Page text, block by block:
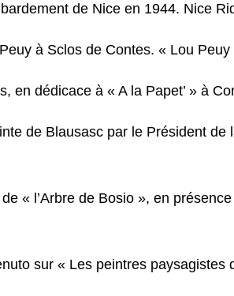
de Nice en 1944. Nice
à Sclos de Contes. « Lou
en dédicace à « A la Papet’ » à
de Blausasc par le Président de
« l’Arbre de Bosio », en
sur « Les peintres